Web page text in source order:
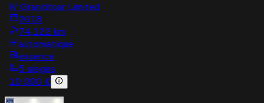
IV Grandtour Limited
2018
74,122 km
automatique
essence
5 sieges
10 990 €